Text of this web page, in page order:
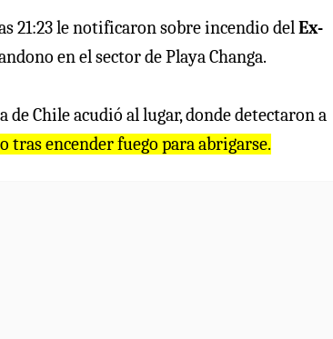
21:23 le notificaron sobre incendio delEx-
en el sector de Playa Changa.
de Chile acudió al lugar, donde detectaron a
tras encender fuego para abrigarse.